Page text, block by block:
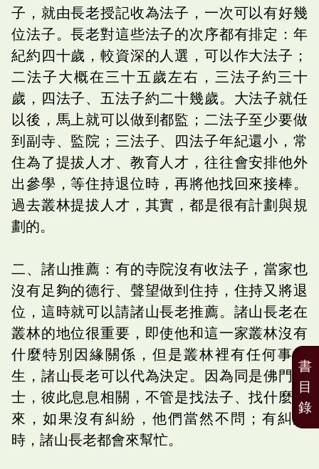
子，就由長老授記收為法子，一次可以有好幾
位法子。長老對這些法子的次序都有排定：年
紀約四十歲，較資深的人選，可以作大法子；
二法子大概在三十五歲左右，三法子約三十
歲，四法子、五法子約二十幾歲。大法子就任
以後，馬上就可以做到都監；二法子至少要做
到副寺、監院；三法子、四法子年紀還小，常
住為了提拔人才、教育人才，往往會安排他外
出參學，等住持退位時，再將他找回來接棒。
過去叢林提拔人才，其實，都是很有計劃與規
劃的。
二、諸山推薦：有的寺院沒有收法子，當家也
沒有足夠的德行、聲望做到住持，住持又將退
位，這時就可以請諸山長老推薦。諸山長老在
叢林的地位很重要，即使他和這一家叢林沒有
什麼特別因緣關係，但是叢林裡有任何事發
生，諸山長老可以代為決定。因為同是佛門人
士，彼此息息相關，不管是找法子、找什麼人
來，如果沒有糾紛，他們當然不問；有糾紛
時，諸山長老都會來幫忙。
書
目
錄